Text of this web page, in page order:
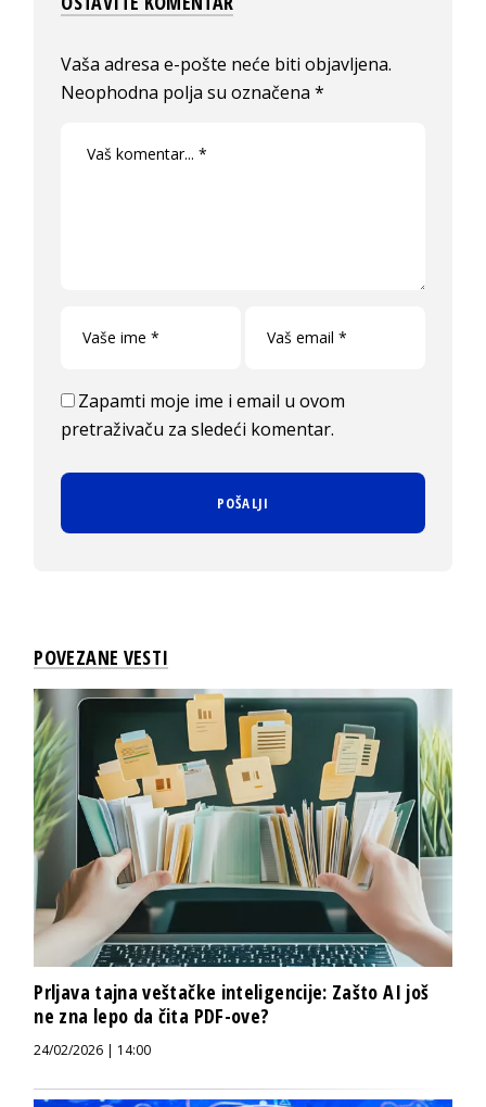
Vaša adresa e-pošte neće biti objavljena.
Neophodna polja su označena*
Zapamti moje ime i email u ovom
pretraživaču za sledeći komentar.
POVEZANE VESTI
Prljava tajna veštačke inteligencije: Zašto AI još
ne zna lepo da čita PDF-ove?
24/02/2026 | 14:00